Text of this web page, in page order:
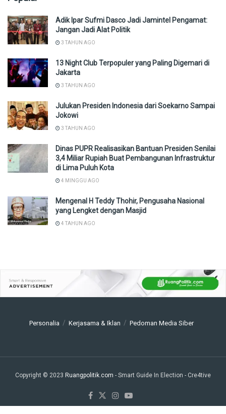
Adik Ipar Sufmi Dasco Jadi Jamintel Pengamat:
Jangan Jadi Alat Politik
3 TAHUN AGO
13 Night Club Terpopuler yang Paling Digemari di
Jakarta
3 TAHUN AGO
Julukan Presiden Indonesia dari Soekarno Sampai
Jokowi
3 TAHUN AGO
Dinas PUPR Realisasikan Bantuan Presiden Senilai
3,4 Miliar Rupiah Buat Pembangunan Infrastruktur
di Lima Puluh Kota
4 MINGGU AGO
Mengenal H Teddy Thohir, Pengusaha Nasional
yang Lengket dengan Masjid
4 TAHUN AGO
Personalia Kerjasama & Iklan Pedoman Media Siber
Copyright © 2023 Ruangpolitik.com - Smart Guide In Election - Cre4tive